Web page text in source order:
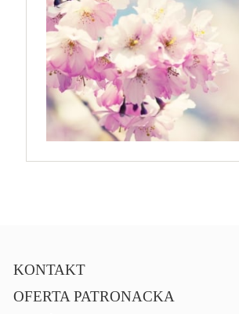
KONTAKT
OFERTA PATRONACKA